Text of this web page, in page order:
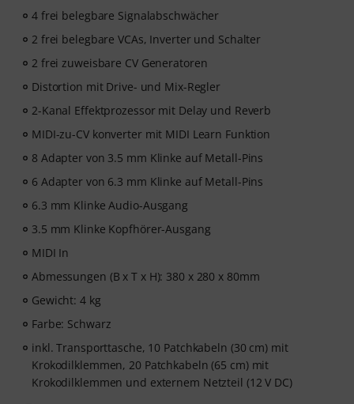
4 frei belegbare Signalabschwächer
2 frei belegbare VCAs, Inverter und Schalter
2 frei zuweisbare CV Generatoren
Distortion mit Drive- und Mix-Regler
2-Kanal Effektprozessor mit Delay und Reverb
MIDI-zu-CV konverter mit MIDI Learn Funktion
8 Adapter von 3.5 mm Klinke auf Metall-Pins
6 Adapter von 6.3 mm Klinke auf Metall-Pins
6.3 mm Klinke Audio-Ausgang
3.5 mm Klinke Kopfhörer-Ausgang
MIDI In
Abmessungen (B x T x H): 380 x 280 x 80mm
Gewicht: 4 kg
Farbe: Schwarz
inkl. Transporttasche, 10 Patchkabeln (30 cm) mit
Krokodilklemmen, 20 Patchkabeln (65 cm) mit
Krokodilklemmen und externem Netzteil (12 V DC)